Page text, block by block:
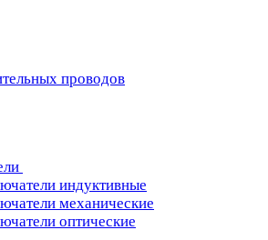
проводов
индуктивные
механические
оптические